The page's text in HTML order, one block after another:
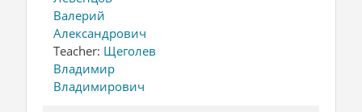
Валерий
Александрович
Teacher: Щеголев
Владимир
Владимирович